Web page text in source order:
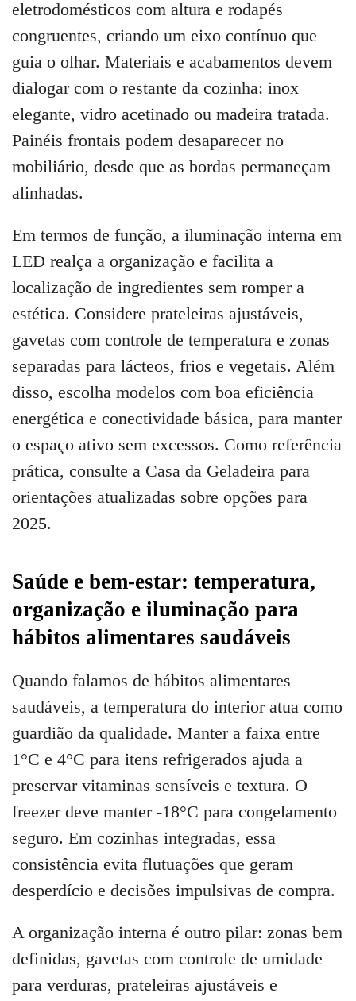
eletrodomésticos com altura e rodapés
congruentes, criando um eixo contínuo que
guia o olhar. Materiais e acabamentos devem
dialogar com o restante da cozinha: inox
elegante, vidro acetinado ou madeira tratada.
Painéis frontais podem desaparecer no
mobiliário, desde que as bordas permaneçam
alinhadas.
Em termos de função, a iluminação interna em
LED realça a organização e facilita a
localização de ingredientes sem romper a
estética. Considere prateleiras ajustáveis,
gavetas com controle de temperatura e zonas
separadas para lácteos, frios e vegetais. Além
disso, escolha modelos com boa eficiência
energética e conectividade básica, para manter
o espaço ativo sem excessos. Como referência
prática, consulte a Casa da Geladeira para
orientações atualizadas sobre opções para
2025.
Saúde e bem-estar: temperatura,
organização e iluminação para
hábitos alimentares saudáveis
Quando falamos de hábitos alimentares
saudáveis, a temperatura do interior atua como
guardião da qualidade. Manter a faixa entre
1°C e 4°C para itens refrigerados ajuda a
preservar vitaminas sensíveis e textura. O
freezer deve manter -18°C para congelamento
seguro. Em cozinhas integradas, essa
consistência evita flutuações que geram
desperdício e decisões impulsivas de compra.
A organização interna é outro pilar: zonas bem
definidas, gavetas com controle de umidade
para verduras, prateleiras ajustáveis e